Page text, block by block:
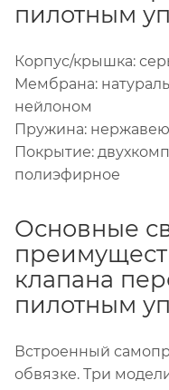
пилотным
Корпус/крышка:
Мембрана:
нейлоном
Пружина:
Покрытие:
полиэфирное
Основные
клапана
пилотным
Встроенный
обвязке. Три